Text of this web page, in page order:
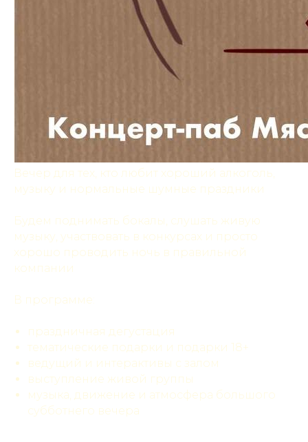
Вечер для тех, кто любит хороший алкоголь,
музыку и нормальные шумные праздники
Будем поднимать бокалы, слушать живую
музыку, участвовать в конкурсах и просто
хорошо проводить ночь в правильной
компании
В программе:
праздничная дегустация
тематические подарки и подарки 18+
ведущий и интерактивы с залом
выступление живой группы
музыка, движение и атмосфера большого
субботнего вечера